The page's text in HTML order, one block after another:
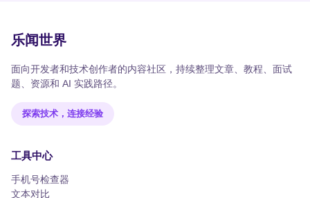
乐闻世界
面向开发者和技术创作者的内容社区，持续整理文章、教程、面试
题、资源和 AI 实践路径。
探索技术，连接经验
工具中心
手机号检查器
文本对比